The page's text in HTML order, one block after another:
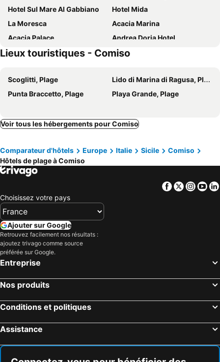
Hotel Sul Mare Al Gabbiano
Hotel Mida
La Moresca
Acacia Marina
Acacia Palace
Andrea Doria Hotel
Residence Andrea Doria
Donnafugata Relais
Hotel Miramare
B&B Bianco e Blu
Hotel Aria di Mare
siciliacasevacanze - Marina Domus Rooms
Casa Vacanze Il Giardino Dei Girasoli
Hotel Mar & Sol
Lieux touristiques - Comiso
Scoglitti, Plage
Lido di Marina di Ragusa, Plage
Punta Braccetto, Plage
Playa Grande, Plage
Voir tous les hébergements pour Comiso
Comparateur d'hôtels Europe Italie Sicile
Comiso
Hôtels de plage à Comiso
Facebook
Twitter
Choisissez votre pays
Ajouter sur Google
Retrouvez facilement nos résultats :
ajoutez trivago comme source
préférée sur Google.
Entreprise
Nos produits
Conditions et politiques
Assistance